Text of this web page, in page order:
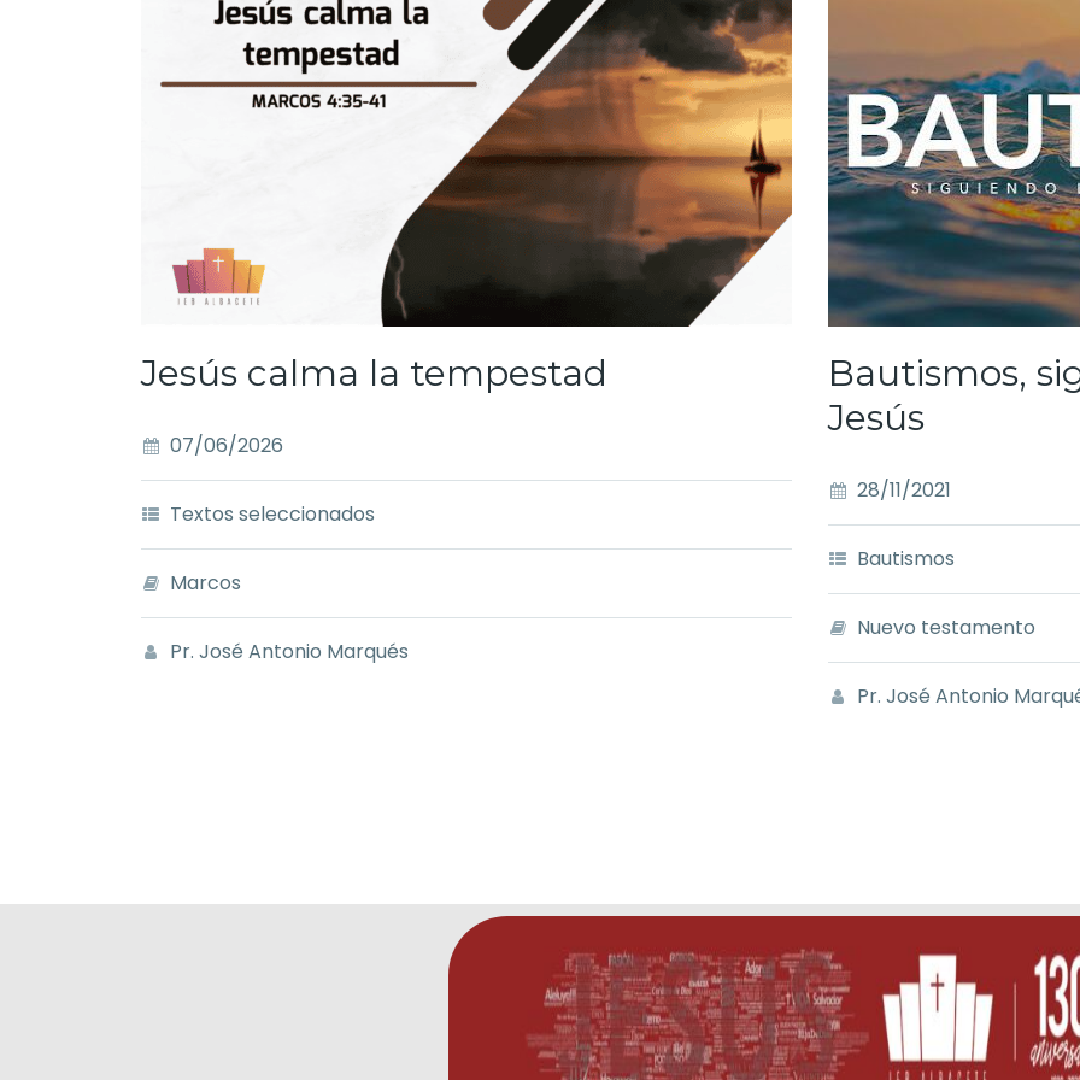
Jesús calma la tempestad
07/06/2026
Textos seleccionados
Marcos
Pr. José Antonio Marqués
Bautismos,
Jesús
28/11/2021
Bautismos
Nuevo testamento
Pr. José Antonio